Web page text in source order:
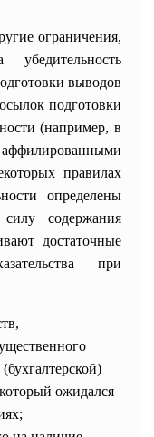
ограничения,
выводов
подготовки
(например, в
правилах
определены
содержания
достаточные
при
ожидался